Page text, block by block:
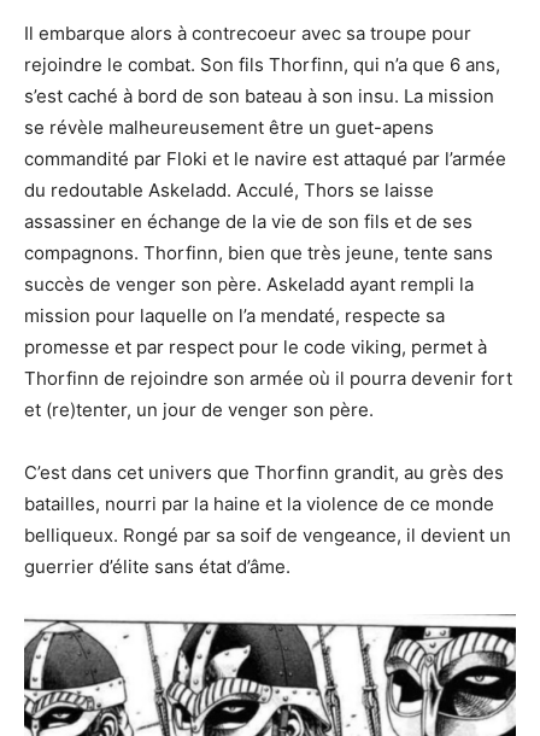
Il embarque alors à contrecoeur avec sa troupe pour
rejoindre le combat. Son fils Thorfinn, qui n’a que 6 ans,
s’est caché à bord de son bateau à son insu. La mission
se révèle malheureusement être un guet-apens
commandité par Floki et le navire est attaqué par l’armée
du redoutable Askeladd. Acculé, Thors se laisse
assassiner en échange de la vie de son fils et de ses
compagnons. Thorfinn, bien que très jeune, tente sans
succès de venger son père. Askeladd ayant rempli la
mission pour laquelle on l’a mendaté, respecte sa
promesse et par respect pour le code viking, permet à
Thorfinn de rejoindre son armée où il pourra devenir fort
et (re)tenter, un jour de venger son père.
C’est dans cet univers que Thorfinn grandit, au grès des
batailles, nourri par la haine et la violence de ce monde
belliqueux. Rongé par sa soif de vengeance, il devient un
guerrier d’élite sans état d’âme.